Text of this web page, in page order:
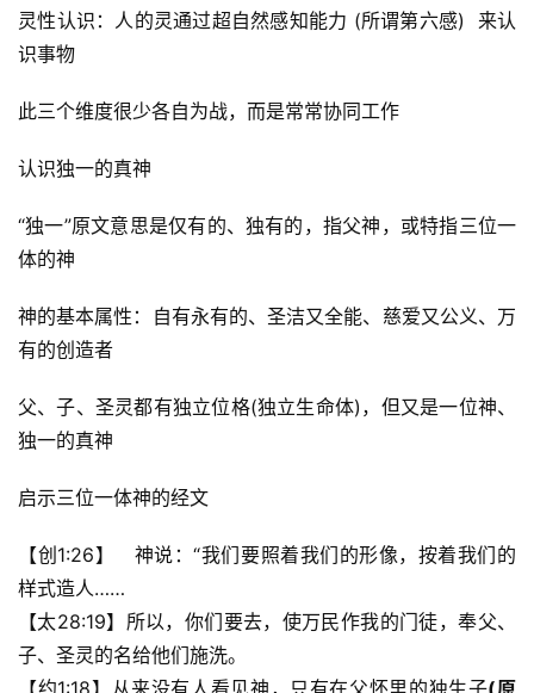
灵性认识：人的灵通过超自然感知能力 (所谓第六感)  来认
识事物
此三个维度很少各自为战，而是常常协同工作
认识独一的真神
“独一”原文意思是仅有的、独有的，指父神，或特指三位一
体的神
神的基本属性：自有永有的、圣洁又全能、慈爱又公义、万
有的创造者
父、子、圣灵都有独立位格(独立生命体)，但又是一位神、
独一的真神
启示三位一体神的经文
【创1:26】　神说：“我们要照着我们的形像，按着我们的
样式造人……
【太28:19】所以，你们要去，使万民作我的门徒，奉父、
子、圣灵的名给他们施洗。
【约1:18】从来没有人看见神，只有在父怀里的独生子(原